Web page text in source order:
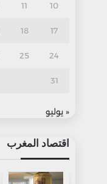
10
11
17
18
24
25
31
« يوليو
اقتصاد المغرب